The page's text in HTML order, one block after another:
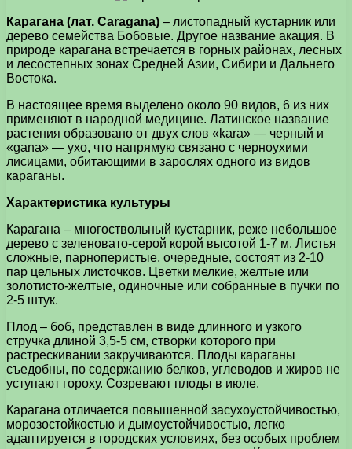
Карагана (лат. Caragana) – листопадный кустарник или
дерево семейства Бобовые. Другое название акация. В
природе карагана встречается в горных районах, лесных
и лесостепных зонах Средней Азии, Сибири и Дальнего
Востока.
В настоящее время выделено около 90 видов, 6 из них
применяют в народной медицине. Латинское название
растения образовано от двух слов «kara» — черный и
«gana» — ухо, что напрямую связано с черноухими
лисицами, обитающими в зарослях одного из видов
караганы.
Характеристика культуры
Карагана – многоствольный кустарник, реже небольшое
дерево с зеленовато-серой корой высотой 1-7 м. Листья
сложные, парноперистые, очередные, состоят из 2-10
пар цельных листочков. Цветки мелкие, желтые или
золотисто-желтые, одиночные или собранные в пучки по
2-5 штук.
Плод – боб, представлен в виде длинного и узкого
стручка длиной 3,5-5 см, створки которого при
растрескивании закручиваются. Плоды караганы
съедобны, по содержанию белков, углеводов и жиров не
уступают гороху. Созревают плоды в июле.
Карагана отличается повышенной засухоустойчивостью,
морозостойкостью и дымоустойчивостью, легко
адаптируется в городских условиях, без особых проблем